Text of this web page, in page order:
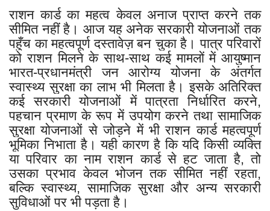
राशन कार्ड का महत्व केवल अनाज प्राप्त करने तक
सीमित नहीं है। आज यह अनेक सरकारी योजनाओं तक
पहुँच का महत्वपूर्ण दस्तावेज़ बन चुका है। पात्र परिवारों
को राशन मिलने के साथ-साथ कई मामलों में आयुष्मान
भारत-प्रधानमंत्री जन आरोग्य योजना के अंतर्गत
स्वास्थ्य सुरक्षा का लाभ भी मिलता है। इसके अतिरिक्त
कई सरकारी योजनाओं में पात्रता निर्धारित करने,
पहचान प्रमाण के रूप में उपयोग करने तथा सामाजिक
सुरक्षा योजनाओं से जोड़ने में भी राशन कार्ड महत्वपूर्ण
भूमिका निभाता है। यही कारण है कि यदि किसी व्यक्ति
या परिवार का नाम राशन कार्ड से हट जाता है, तो
उसका प्रभाव केवल भोजन तक सीमित नहीं रहता,
बल्कि स्वास्थ्य, सामाजिक सुरक्षा और अन्य सरकारी
सुविधाओं पर भी पड़ता है।